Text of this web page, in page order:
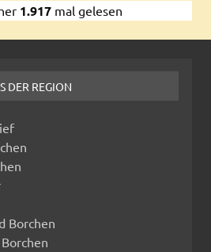
1.917 mal gelesen
DER REGION
Borchen